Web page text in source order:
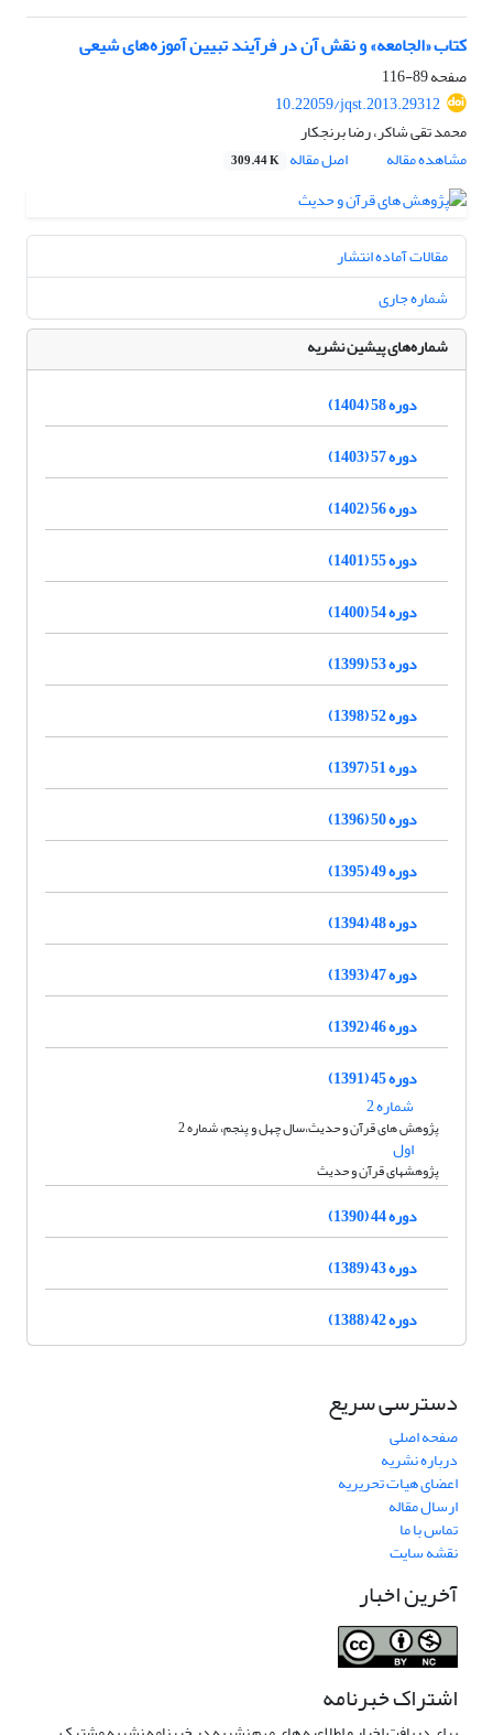
کتاب «الجامعه» و نقش آن در فرآیند تبیین آموزه‌های شیعی
صفحه89-116
10.22059/jqst.2013.29312
محمد تقی شاکر، رضا برنجکار
مشاهده مقاله
اصل مقاله 309.44 K
مقالات آماده انتشار
شماره جاری
شماره‌های پیشین نشریه
دوره 58 (1404)
دوره 57 (1403)
دوره 56 (1402)
دوره 55 (1401)
دوره 54 (1400)
دوره 53 (1399)
دوره 52 (1398)
دوره 51 (1397)
دوره 50 (1396)
دوره 49 (1395)
دوره 48 (1394)
دوره 47 (1393)
دوره 46 (1392)
دوره 45 (1391)
شماره 2
پژوهش های قرآن و حدیث،سال چهل و پنجم، شماره 2
اول
پژوهشهای قرآن و حدیث
دوره 44 (1390)
دوره 43 (1389)
دوره 42 (1388)
دسترسی سریع
صفحه اصلی
درباره نشریه
اعضای هیات تحریریه
ارسال مقاله
تماس با ما
نقشه سایت
آخرین اخبار
اشتراک خبرنامه